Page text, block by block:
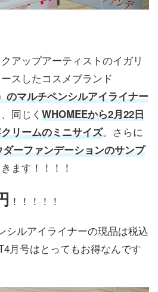
アップアーティストのイガリ
スしたコスメブランド
のマルチペンシルアイライナー
同じく WHOMEEから2月22日
リームのミニサイズ。さらに
ーファンデーションのサンプ
ます！！！！
！！！！！
シルアイライナーの現品は税込
月号はとってもお得なんです